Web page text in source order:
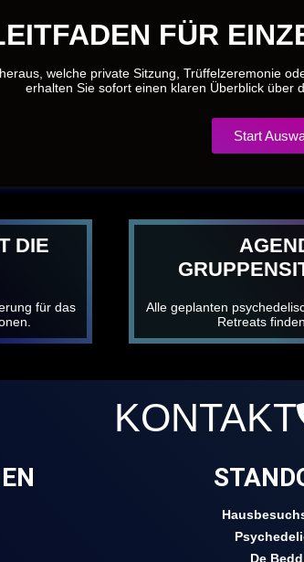
FÜR
welche private Sitzung, Trüffelzeremonie
erhalten Sie sofort einen klaren Überblick über
Start
DIE
für das
Alle geplanten
Retreats
KONTAKT
De